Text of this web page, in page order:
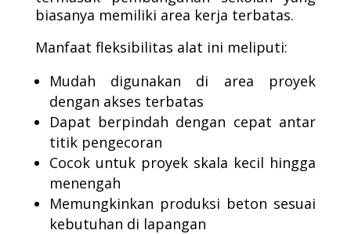
biasanya memiliki area kerja terbatas.
Manfaat fleksibilitas alat ini meliputi:
Mudah digunakan di area proyek
dengan akses terbatas
Dapat berpindah dengan cepat antar
titik pengecoran
Cocok untuk proyek skala kecil hingga
menengah
Memungkinkan produksi beton sesuai
kebutuhan di lapangan